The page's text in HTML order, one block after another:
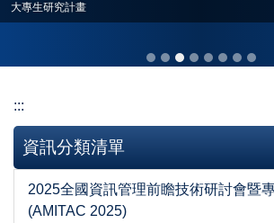
大專生研究計畫
:::
資訊分類清單
2025全國資訊管理前瞻技術研討會暨
(AMITAC 2025)